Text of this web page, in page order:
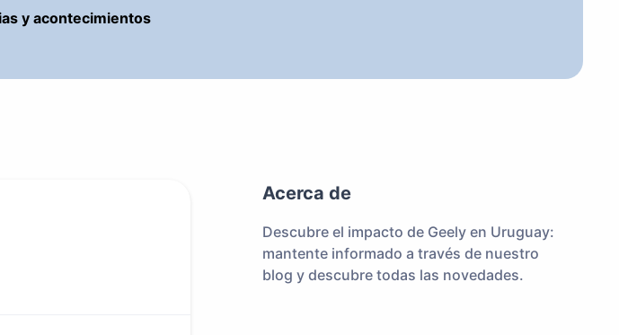
y acontecimientos
Acerca de
Descubre el impacto de Geely en Uruguay:
mantente informado a través de nuestro
blog y descubre todas las novedades.